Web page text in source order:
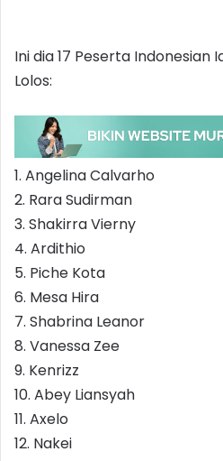
Ini dia 17 Peserta Indonesian
Lolos:
1. Angelina Calvarho
2. Rara Sudirman
3. Shakirra Vierny
4. Ardithio
5. Piche Kota
6. Mesa Hira
7. Shabrina Leanor
8. Vanessa Zee
9. Kenrizz
10. Abey Liansyah
11. Axelo
12. Nakei